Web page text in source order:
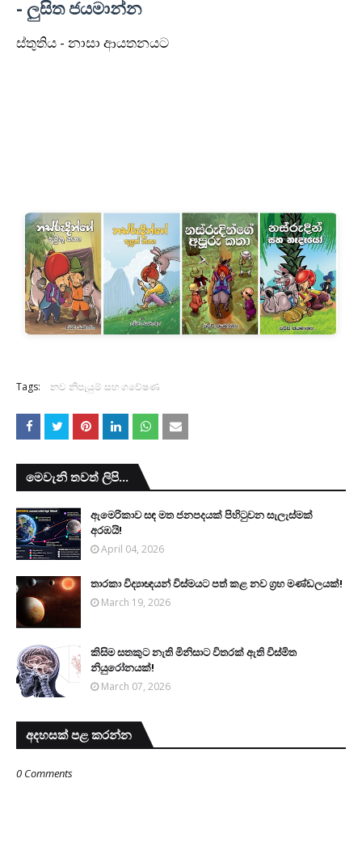
- ලුසිත ජයමාන්න
ස්තුතිය - නාසා ආයතනයට
Tags: නව නිපැයුම් සහ ගවේෂණ
මෙවැනි තවත් ලිපි...
ඇමෙරිකාව සඳ මත ජනපදයක් පිහිටුවන සැලැස්මක්
අරඹයි!
April 04, 2026
තාරකා විද්‍යාඥයන් විස්මයට පත් කළ නව ග්‍රහ මණ්ඩලයක්!
March 19, 2026
කිසිම සතකුට නැති මිනිසාට විතරක් ඇති විස්මිත
නියුරෝනයක්!
March 07, 2026
අදහසක් පළ කරන්න
0 Comments